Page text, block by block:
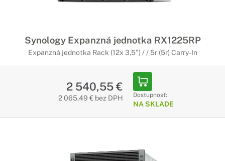
Synology Expanzná jednotka RX1225RP
Expanzná jednotka Rack (12x 3,5") / / 5r (5r) Carry-In
2 540,55 €
2 065,49 € bez DPH Dostupnosť:
NA SKLADE